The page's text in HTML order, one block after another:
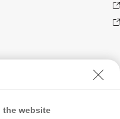
website